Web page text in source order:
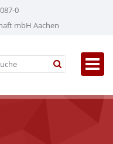
0
mbH Aachen